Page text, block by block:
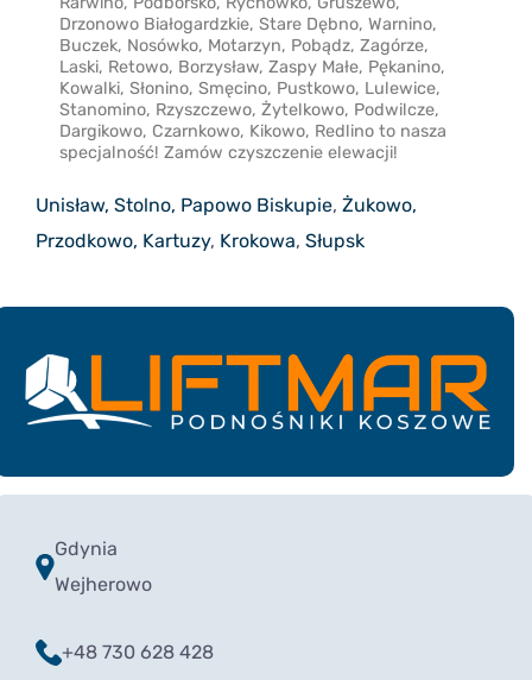
Drzonowo Białogardzkie, Stare Dębno, Warnino,
Buczek, Nosówko, Motarzyn, Pobądz, Zagórze,
Laski, Retowo, Borzysław, Zaspy Małe, Pękanino,
Kowalki, Słonino, Smęcino, Pustkowo, Lulewice,
Stanomino, Rzyszczewo, Żytelkowo, Podwilcze,
Dargikowo, Czarnkowo, Kikowo, Redlino to nasza
specjalność! Zamów czyszczenie elewacji!
Unisław, Stolno, Papowo Biskupie, Żukowo,
Przodkowo, Kartuzy, Krokowa, Słupsk
Gdynia
Wejherowo
+48 730 628 428